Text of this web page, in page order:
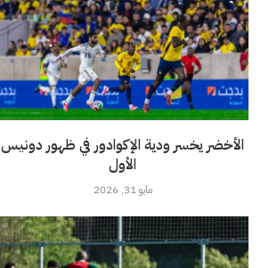
الأخضر يخسر ودية الإكوادور في ظهور دونيس
الأول
مايو 31, 2026